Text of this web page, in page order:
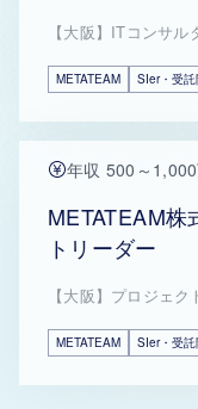
【大阪】ITコンサル
METATEAM SIer・受
年収 500～
METATEAM
トリーダー
【大阪】プロジェク
METATEAM SIer・受